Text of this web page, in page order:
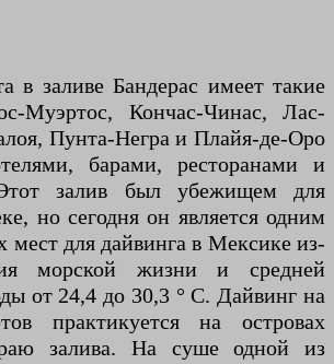
в заливе Бандерас имеет такие
Муэртос, Кончас-Чинас, Лас-
Пунта-Негра и Плайя-де-Оро
барами, ресторанами и
залив был убежищем для
но сегодня он является одним
мест для дайвинга в Мексике из-
морской жизни и средней
от 24,4 до 30,3 ° C. Дайвинг на
практикуется на островах
залива. На суше одной из